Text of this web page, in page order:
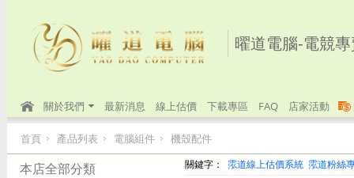
曜道電腦-電競
關於我們 最新消息 線上估價 下載專區 FAQ 店家活動
首頁 產品列表 電腦組件 機殼配件
本店全部分類
關鍵字： 霐道線上估價系統 霐道粉絲